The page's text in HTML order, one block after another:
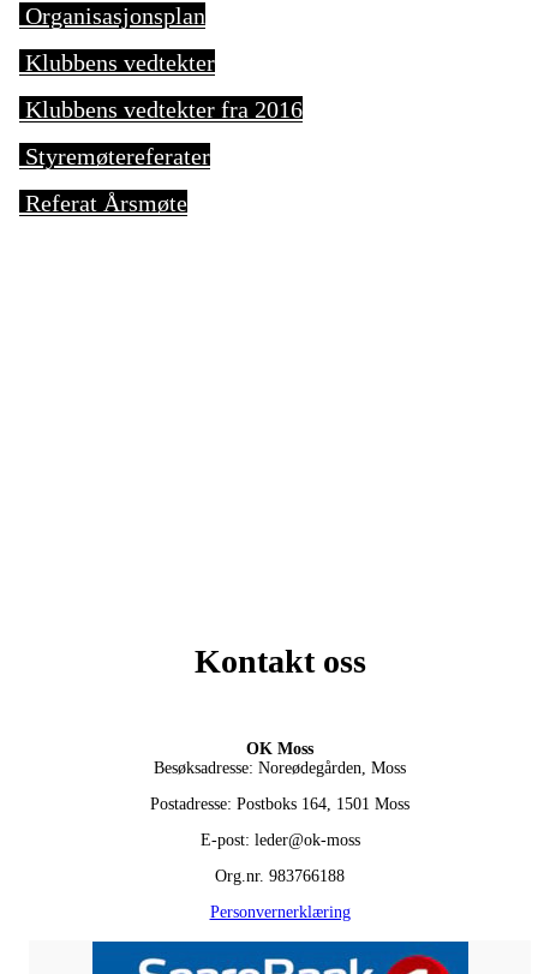
Organisasjonsplan
Klubbens vedtekter
Klubbens vedtekter fra 2016
Styremøtereferater
Referat Årsmøte
Kontakt oss
OK Moss
Besøksadresse: Noreødegården, Moss
Postadresse: Postboks 164, 1501 Moss
E-post: leder@ok-moss
Org.nr. 983766188
Personvernerklæring